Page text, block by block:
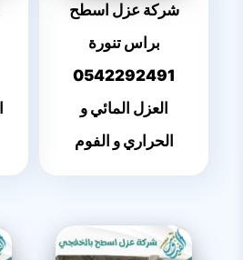
شركة عزل اسطح
براس تنورة
0542292491
العزل المائي و
الحراري و الفوم